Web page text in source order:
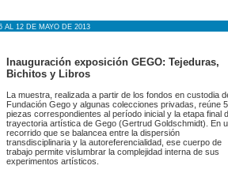
AL 12 DE MAYO DE 2013
Inauguración exposición GEGO: Tejeduras,
Bichitos y Libros
La muestra, realizada a partir de los fondos en custodia
Fundación Gego y algunas colecciones privadas, reúne
piezas correspondientes al período inicial y la etapa final
trayectoria artística de Gego (Gertrud Goldschmidt). En
recorrido que se balancea entre la dispersión
transdisciplinaria y la autoreferencialidad, ese cuerpo de
trabajo permite vislumbrar la complejidad interna de sus
experimentos artísticos.